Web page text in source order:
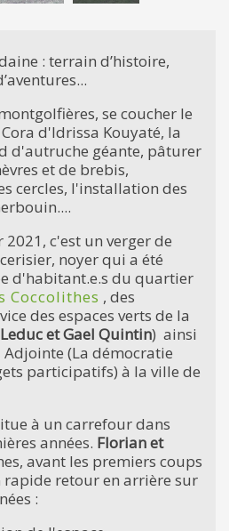
: terrain d’histoire,
se coucher le
d'Idrissa Kouyaté, la
d'autruche géante, pâturer
et de brebis,
cercles, l'installation des
c'est un verger de
noyer qui a été
d'habitant.e.s du quartier
Coccolithes , des
des espaces verts de la
et Gael Quintin) ainsi
Adjointe (La démocratie
participatifs) à la ville de
à un carrefour dans
années. Florian et
avant les premiers coups
retour en arrière sur
: